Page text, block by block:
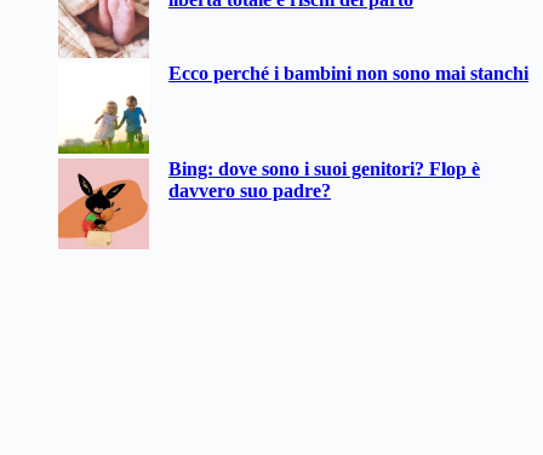
Ecco perché i bambini non sono mai stanchi
Bing: dove sono i suoi genitori? Flop è
davvero suo padre?